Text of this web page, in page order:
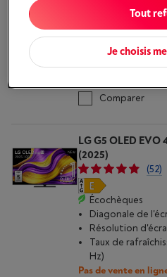
€ 1.999,00
Consulter
Comparer
LG G5 OLED EVO
(2025)
(52)
Écochèques
Diagonale de
Résolution
Taux de
Hz)
Pas de vente en
Je choisis
Tout